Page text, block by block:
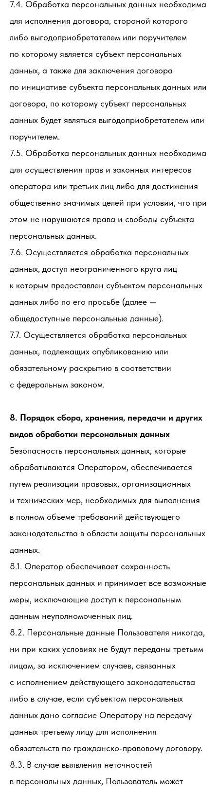
7.4. Обработка персональных данных необходима
для исполнения договора, стороной которого
либо выгодоприобретателем или поручителем
по которому является субъект персональных
данных, а также для заключения договора
по инициативе субъекта персональных данных или
договора, по которому субъект персональных
данных будет являться выгодоприобретателем или
поручителем.
7.5. Обработка персональных данных необходима
для осуществления прав и законных интересов
оператора или третьих лиц либо для достижения
общественно значимых целей при условии, что при
этом не нарушаются права и свободы субъекта
персональных данных.
7.6. Осуществляется обработка персональных
данных, доступ неограниченного круга лиц
к которым предоставлен субъектом персональных
данных либо по его просьбе (далее —
общедоступные персональные данные).
7.7. Осуществляется обработка персональных
данных, подлежащих опубликованию или
обязательному раскрытию в соответствии
с федеральным законом.
8. Порядок сбора, хранения, передачи и других
видов обработки персональных данных
Безопасность персональных данных, которые
обрабатываются Оператором, обеспечивается
путем реализации правовых, организационных
и технических мер, необходимых для выполнения
в полном объеме требований действующего
законодательства в области защиты персональных
данных.
8.1. Оператор обеспечивает сохранность
персональных данных и принимает все возможные
меры, исключающие доступ к персональным
данным неуполномоченных лиц.
8.2. Персональные данные Пользователя никогда,
ни при каких условиях не будут переданы третьим
лицам, за исключением случаев, связанных
с исполнением действующего законодательства
либо в случае, если субъектом персональных
данных дано согласие Оператору на передачу
данных третьему лицу для исполнения
обязательств по гражданско-правовому договору.
8.3. В случае выявления неточностей
в персональных данных, Пользователь может